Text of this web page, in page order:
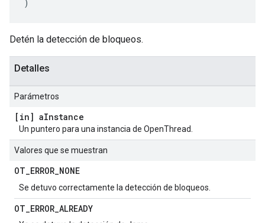
)
Detén la detección de bloqueos.
Detalles
Parámetros
[in] aInstance
Un puntero para una instancia de OpenThread.
Valores que se muestran
OT_ERROR_NONE
Se detuvo correctamente la detección de bloqueos.
OT_ERROR_ALREADY